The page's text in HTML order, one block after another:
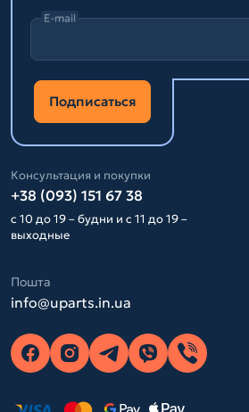
E-mail
Подписаться
Консультация и покупки
+38 (093) 151 67 38
с 10 до 19 – будни и с 11 до 19 –
выходные
Пошта
info@uparts.in.ua